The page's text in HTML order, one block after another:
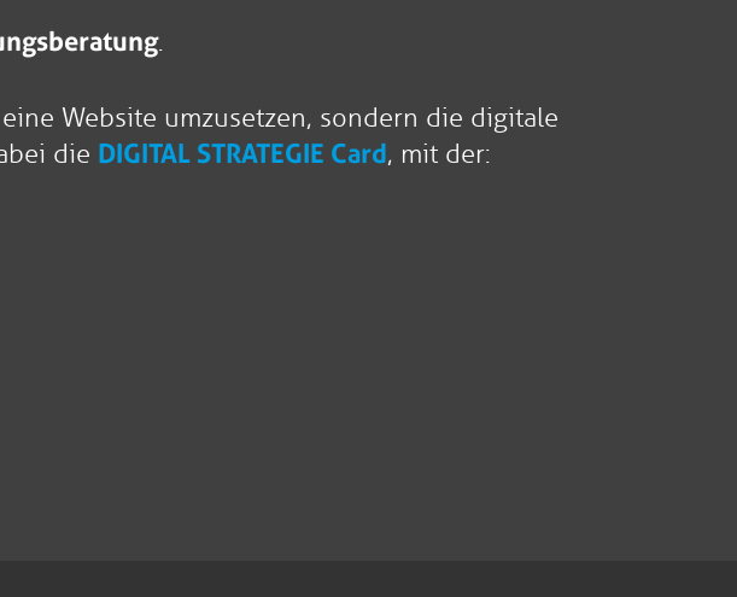
.
Website umzusetzen, sondern die digitale
die DIGITAL STRATEGIE Card, mit der: